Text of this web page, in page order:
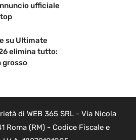
ufficiale
su Ultimate
elimina tutto:
grosso
di WEB 365 SRL - Via Nicola
Roma (RM) - Codice Fiscale e